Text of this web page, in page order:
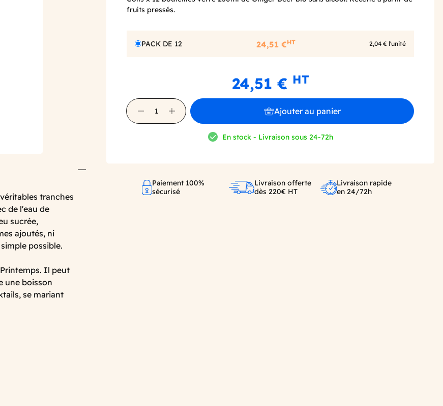
tranches
de l'eau de
sucrée,
ajoutés, ni
possible.
Il peut
une boisson
se mariant
fruits pressés.
PACK DE 12 24,51 €HT 2,04 € l'unité
24,51 € HT
Ajouter au panier
En stock - Livraison sous 24-72h
Paiement 100%
sécurisé
Livraison offerte
dès 220€ HT
Livraison rapide
en 24/72h